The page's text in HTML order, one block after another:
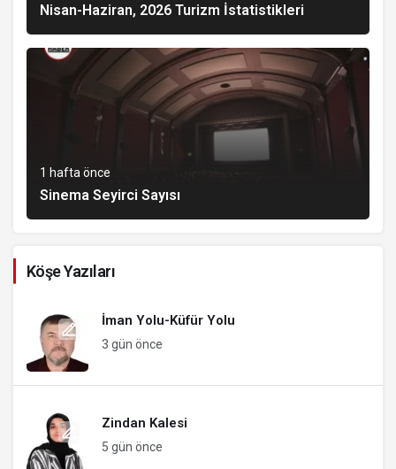
Nisan-Haziran, 2026 Turizm İstatistikleri
1 hafta önce
Sinema Seyirci Sayısı
Köşe Yazıları
İman Yolu-Küfür Yolu
3 gün önce
Zindan Kalesi
5 gün önce